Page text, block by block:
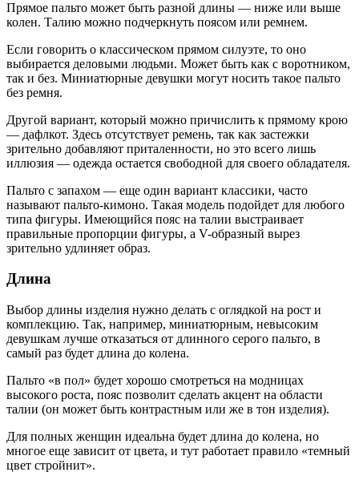
Прямое пальто может быть разной длины — ниже или выше
колен. Талию можно подчеркнуть поясом или ремнем.
Если говорить о классическом прямом силуэте, то оно
выбирается деловыми людьми. Может быть как с воротником,
так и без. Миниатюрные девушки могут носить такое пальто
без ремня.
Другой вариант, который можно причислить к прямому крою
— дафлкот. Здесь отсутствует ремень, так как застежки
зрительно добавляют приталенности, но это всего лишь
иллюзия — одежда остается свободной для своего обладателя.
Пальто с запахом — еще один вариант классики, часто
называют пальто-кимоно. Такая модель подойдет для любого
типа фигуры. Имеющийся пояс на талии выстраивает
правильные пропорции фигуры, а V-образный вырез
зрительно удлиняет образ.
Длина
Выбор длины изделия нужно делать с оглядкой на рост и
комплекцию. Так, например, миниатюрным, невысоким
девушкам лучше отказаться от длинного серого пальто, в
самый раз будет длина до колена.
Пальто «в пол» будет хорошо смотреться на модницах
высокого роста, пояс позволит сделать акцент на области
талии (он может быть контрастным или же в тон изделия).
Для полных женщин идеальна будет длина до колена, но
многое еще зависит от цвета, и тут работает правило «темный
цвет стройнит».